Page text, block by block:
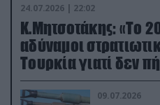
24.07.2026 | 22:02
Κ.Μητσοτάκης: «Το
αδύναμοι
Τουρκία γιατί δεν
(βίντεο)
09.07.2026